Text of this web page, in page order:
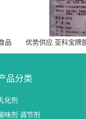
品
优势供应 亚科宝牌
品分类
化剂
味剂 调节剂